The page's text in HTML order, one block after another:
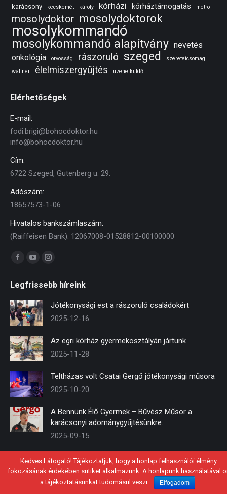
karácsony kecskemét károly kórházi kórháztámogatás metro
mosolydoktor mosolydoktorok
mosolykommandó
mosolykommandó alapítvány nevetés
onkológia
orvosság rászoruló szeged
szeretetcsomag
waltner
élelmiszergyűjtés üzenetküldő
Elérhetőségek
E-mail:
fodi.brigi@bohocdoktor.hu
info@bohocdoktor.hu
Cím:
6722 Szeged, Gutenberg u. 29.
Adószám:
18657573-1-06
Hivatalos bankszámlaszám:
(Raiffeisen Bank): 12067008-01528812-00100000
Find us on:
Facebook
opens
in
new
YouTube
opens
in
new
Instagram
opens
new
Legfrissebb híreink
Jótékonysági est a rászoruló családokért
2025-12-16
Az egri kórház gyermekosztályán jártunk
2025-11-28
Teltházas volt Csatai Gergő jótékonysági műsora
2025-10-20
A Bennünk Élő Gyermek – Bűvész Műsor a
karácsonyi adománygyűjtésünkre.
2025-09-15
© 2021 - Mosolykommandó Közhasznú Alapítvány
Kedves Látogató! Tájékoztatjuk, hogy a honlap felhasználói élmény
fokozásának érdekében sütiket alkalmazunk. A honlapunk használatával
a tájékoztatásunkat tudomásul veszi.
Elfogadom